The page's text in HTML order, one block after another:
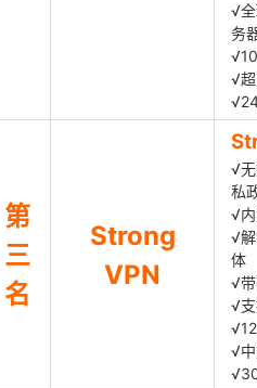
√
务
√
第
三
名
Strong
VPN
√
私
√
√
体
√
√
√